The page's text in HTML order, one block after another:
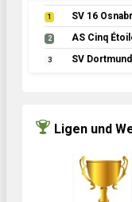
1 SV 16
2 AS Cinq
3 SV Dortmund
Ligen und